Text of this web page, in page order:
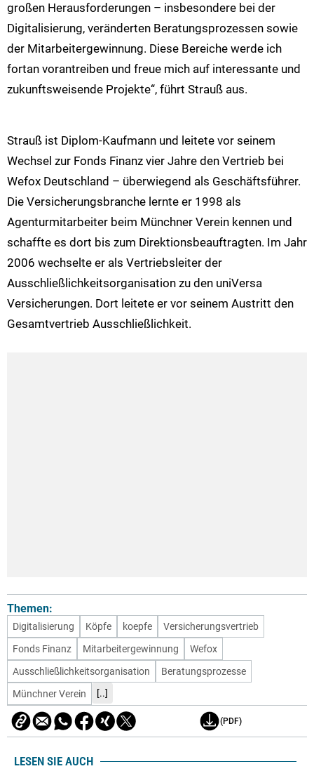
großen Herausforderungen – insbesondere bei der
Digitalisierung, veränderten Beratungsprozessen sowie
der Mitarbeitergewinnung. Diese Bereiche werde ich
fortan vorantreiben und freue mich auf interessante und
zukunftsweisende Projekte“, führt Strauß aus.
Strauß ist Diplom-Kaufmann und leitete vor seinem
Wechsel zur Fonds Finanz vier Jahre den Vertrieb bei
Wefox Deutschland – überwiegend als Geschäftsführer.
Die Versicherungsbranche lernte er 1998 als
Agenturmitarbeiter beim Münchner Verein kennen und
schaffte es dort bis zum Direktionsbeauftragten. Im Jahr
2006 wechselte er als Vertriebsleiter der
Ausschließlichkeitsorganisation zu den uniVersa
Versicherungen. Dort leitete er vor seinem Austritt den
Gesamtvertrieb Ausschließlichkeit.
Themen:
Digitalisierung Köpfe koepfe
Versicherungsvertrieb
Fonds Finanz
Mitarbeitergewinnung
Wefox
Ausschließlichkeitsorganisation
Beratungsprozesse
Münchner Verein
[..]
(PDF)
LESEN SIE AUCH